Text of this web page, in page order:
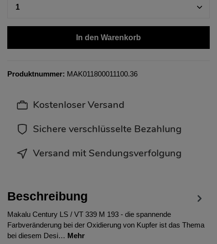
In den Warenkorb
Produktnummer: MAK011800011100.36
Kostenloser Versand
Sichere verschlüsselte Bezahlung
Versand mit Sendungsverfolgung
Beschreibung
Makalu Century LS / VT 339 M 193 - die spannende
Farbveränderung bei der Oxidierung von Kupfer ist das Thema
bei diesem Desi… Mehr